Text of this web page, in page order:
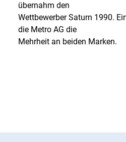
übernahm den
Wettbewerber Saturn 1990.
die Metro AG die
Mehrheit an beiden Marken.